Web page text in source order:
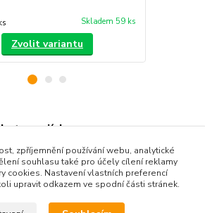
Skladem 59 ks
Zvolit variantu
zpříjemnění používání webu, analytické
souhlasu také pro účely cílení reklamy
cookies. Nastavení vlastních preferencí
upravit odkazem ve spodní části stránek.